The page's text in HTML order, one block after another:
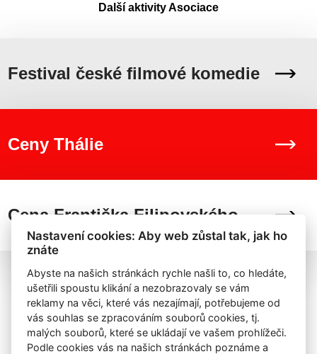
Další aktivity Asociace
Festival české filmové komedie
Ceny Thálie
Cena Františka Filipovského
Nastavení cookies: Aby web zůstal tak, jak ho
znáte
Abyste na našich stránkách rychle našli to, co hledáte,
ušetřili spoustu klikání a nezobrazovaly se vám
reklamy na věci, které vás nezajímají, potřebujeme od
vás souhlas se zpracováním souborů cookies, tj.
malých souborů, které se ukládají ve vašem prohlížeči.
Podle cookies vás na našich stránkách poznáme a